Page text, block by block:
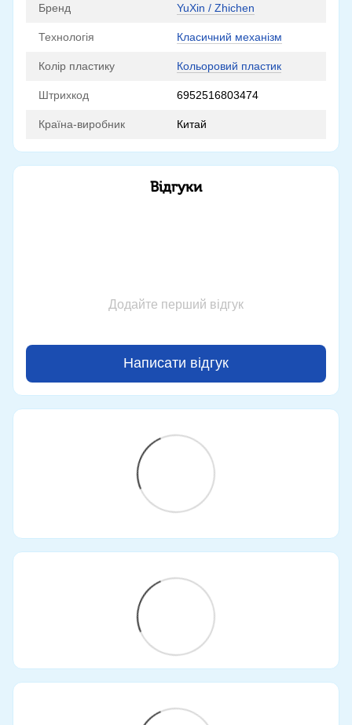
Бренд YuXin / Zhichen
Технологія Класичний механізм
Колір пластику Кольоровий пластик
Штрихкод 6952516803474
Країна-виробник Китай
Відгуки
Додайте перший відгук
Написати відгук